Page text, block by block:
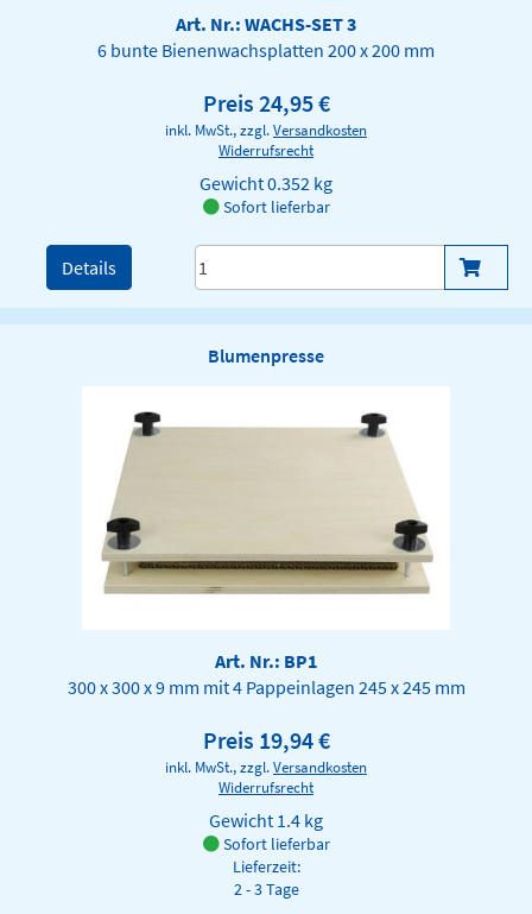
Art. Nr.: WACHS-SET 3
6 bunte Bienenwachsplatten 200 x 200 mm
Preis 24,95 €
inkl. MwSt., zzgl.Versandkosten
Widerrufsrecht
Gewicht0.352 kg
Sofort lieferbar
Details
Blumenpresse
Art. Nr.: BP1
300 x 300 x 9 mm mit 4 Pappeinlagen 245 x 245 mm
Preis 19,94 €
inkl. MwSt., zzgl.Versandkosten
Widerrufsrecht
Gewicht 1.4 kg
Sofort lieferbar
Lieferzeit:
2 - 3 Tage